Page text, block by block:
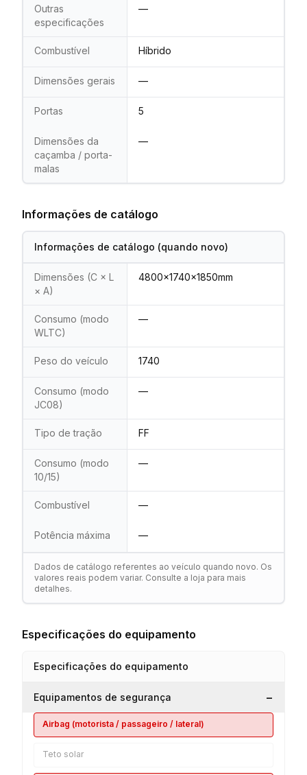
Outras
especificações
—
Combustível Híbrido
Dimensões gerais —
Portas 5
Dimensões da
caçamba / porta-
malas
—
Informações de catálogo
Informações de catálogo (quando novo)
Dimensões (C × L
× A)
4800x1740x1850mm
Consumo (modo
WLTC)
—
Peso do veículo 1740
Consumo (modo
JC08)
—
Tipo de tração FF
Consumo (modo
10/15)
—
Combustível —
Potência máxima —
Dados de catálogo referentes ao veículo quando novo. Os
valores reais podem variar. Consulte a loja para mais
detalhes.
Especificações do equipamento
Especificações do equipamento
Equipamentos de segurança −
Airbag (motorista / passageiro / lateral)
Teto solar